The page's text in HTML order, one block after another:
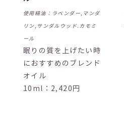
使用精油：ラベンダー,マンダ
リン,サンダルウッド.カモミ
ール
眠りの質を上げたい時
におすすめのブレンド
オイル
10ml：2,420円